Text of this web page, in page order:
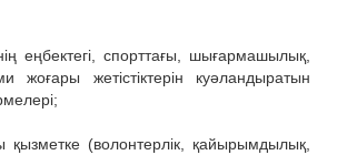
еңбектегі, спорттағы, шығармашылық,
жоғары жетістіктерін куәландыратын
қызметке (волонтерлік, қайырымдылық,